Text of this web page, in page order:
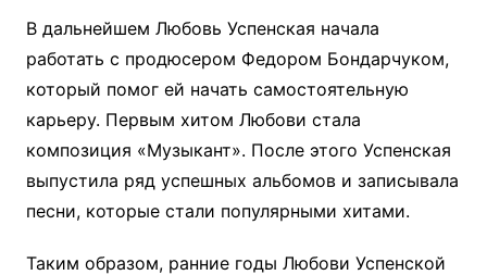
В дальнейшем Любовь Успенская начала
работать с продюсером Федором Бондарчуком,
который помог ей начать самостоятельную
карьеру. Первым хитом Любови стала
композиция «Музыкант». После этого Успенская
выпустила ряд успешных альбомов и записывала
песни, которые стали популярными хитами.
Таким образом, ранние годы Любови Успенской